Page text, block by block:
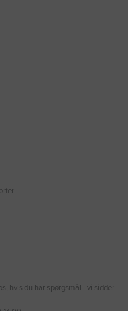
, hvis du har spørgsmål - vi sidder